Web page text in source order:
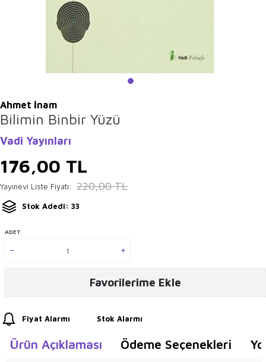
Ahmet İnam
Bilimin Binbir Yüzü
Vadi Yayınları
176,00 TL
Yayınevi Liste Fiyatı: 220,00TL
Stok Adedi: 33
ADET
Favorilerime Ekle
Fiyat Alarmı Stok Alarmı
Ürün Açıklaması Ödeme Seçenekleri